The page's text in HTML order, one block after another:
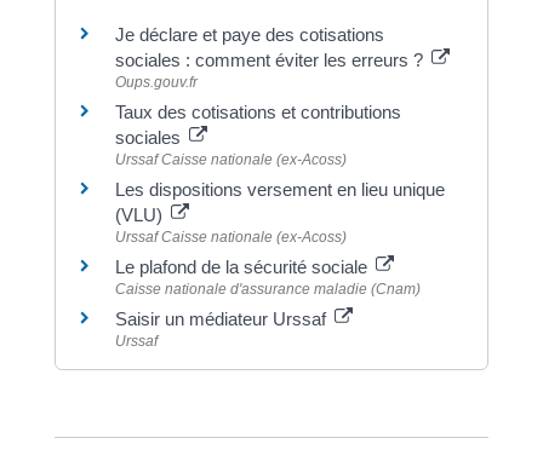
Je déclare et paye des cotisations
sociales : comment éviter les erreurs ?
Oups.gouv.fr
Taux des cotisations et contributions
sociales
Urssaf Caisse nationale (ex-Acoss)
Les dispositions versement en lieu unique
(VLU)
Urssaf Caisse nationale (ex-Acoss)
Le plafond de la sécurité sociale
Caisse nationale d'assurance maladie (Cnam)
Saisir un médiateur Urssaf
Urssaf